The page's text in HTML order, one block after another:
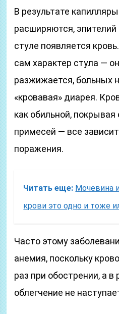
В результате
расширяются, эпителий
стуле появляется
сам характер стула —
разжижается, больных
«кровавая» диарея.
как обильной, покрывая
примесей — все
поражения.
Читать еще: Мочевина
крови это одно и тоже
Часто этому
анемия, поскольку
раз при обострении, а в
облегчение не